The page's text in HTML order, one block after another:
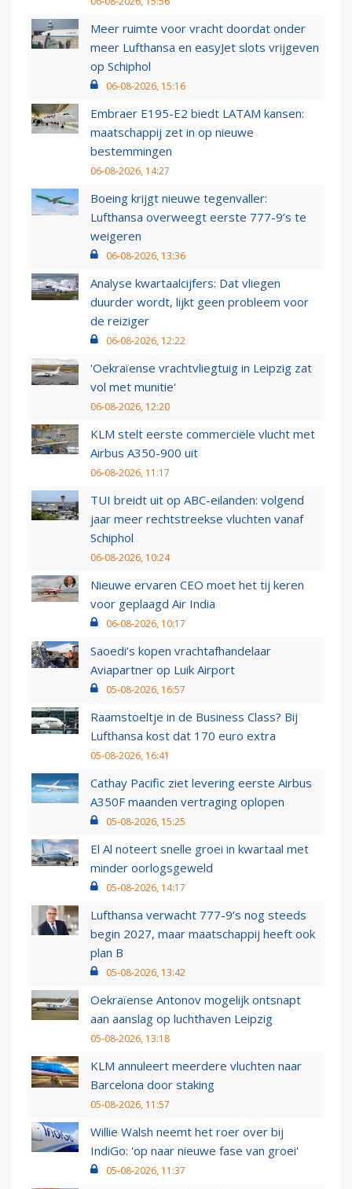
Meer ruimte voor vracht doordat onder
meer Lufthansa en easyJet slots vrijgeven
op Schiphol
06-08-2026, 15:16
Embraer E195-E2 biedt LATAM kansen:
maatschappij zet in op nieuwe
bestemmingen
06-08-2026, 14:27
Boeing krijgt nieuwe tegenvaller:
Lufthansa overweegt eerste 777-9’s te
weigeren
06-08-2026, 13:36
Analyse kwartaalcijfers: Dat vliegen
duurder wordt, lijkt geen probleem voor
de reiziger
06-08-2026, 12:22
'Oekraïense vrachtvliegtuig in Leipzig zat
vol met munitie'
06-08-2026, 12:20
KLM stelt eerste commerciële vlucht met
Airbus A350-900 uit
06-08-2026, 11:17
TUI breidt uit op ABC-eilanden: volgend
jaar meer rechtstreekse vluchten vanaf
Schiphol
06-08-2026, 10:24
Nieuwe ervaren CEO moet het tij keren
voor geplaagd Air India
06-08-2026, 10:17
Saoedi’s kopen vrachtafhandelaar
Aviapartner op Luik Airport
05-08-2026, 16:57
Raamstoeltje in de Business Class? Bij
Lufthansa kost dat 170 euro extra
05-08-2026, 16:41
Cathay Pacific ziet levering eerste Airbus
A350F maanden vertraging oplopen
05-08-2026, 15:25
El Al noteert snelle groei in kwartaal met
minder oorlogsgeweld
05-08-2026, 14:17
Lufthansa verwacht 777-9’s nog steeds
begin 2027, maar maatschappij heeft ook
plan B
05-08-2026, 13:42
Oekraïense Antonov mogelijk ontsnapt
aan aanslag op luchthaven Leipzig
05-08-2026, 13:18
KLM annuleert meerdere vluchten naar
Barcelona door staking
05-08-2026, 11:57
Willie Walsh neemt het roer over bij
IndiGo: 'op naar nieuwe fase van groei'
05-08-2026, 11:37